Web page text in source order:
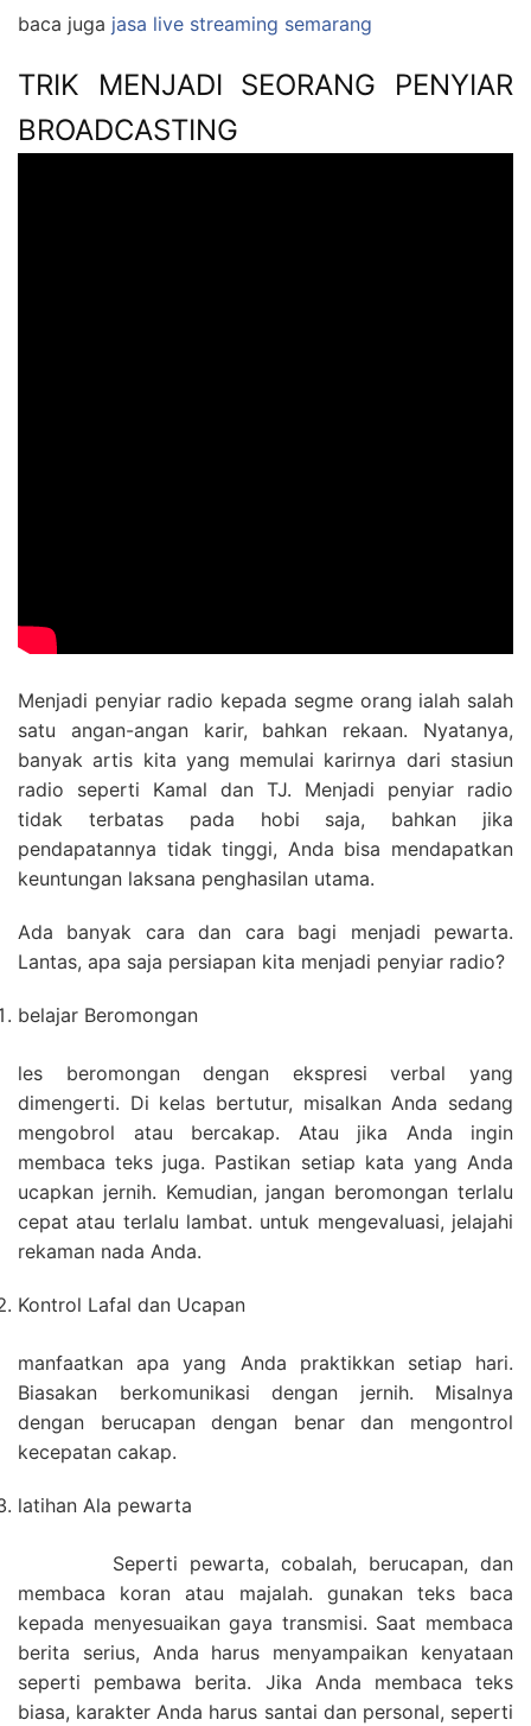
baca juga jasa live streaming semarang
TRIK MENJADI SEORANG PENYIAR
BROADCASTING
Menjadi penyiar radio kepada segme orang ialah salah
satu angan-angan karir, bahkan rekaan. Nyatanya,
banyak artis kita yang memulai karirnya dari stasiun
radio seperti Kamal dan TJ. Menjadi penyiar radio
tidak terbatas pada hobi saja, bahkan jika
pendapatannya tidak tinggi, Anda bisa mendapatkan
keuntungan laksana penghasilan utama.
Ada banyak cara dan cara bagi menjadi pewarta.
Lantas, apa saja persiapan kita menjadi penyiar radio?
belajar Beromongan
les beromongan dengan ekspresi verbal yang
dimengerti. Di kelas bertutur, misalkan Anda sedang
mengobrol atau bercakap. Atau jika Anda ingin
membaca teks juga. Pastikan setiap kata yang Anda
ucapkan jernih. Kemudian, jangan beromongan terlalu
cepat atau terlalu lambat. untuk mengevaluasi, jelajahi
rekaman nada Anda.
Kontrol Lafal dan Ucapan
manfaatkan apa yang Anda praktikkan setiap hari.
Biasakan berkomunikasi dengan jernih. Misalnya
dengan berucapan dengan benar dan mengontrol
kecepatan cakap.
latihan Ala pewarta
Seperti pewarta, cobalah, berucapan, dan
membaca koran atau majalah. gunakan teks baca
kepada menyesuaikan gaya transmisi. Saat membaca
berita serius, Anda harus menyampaikan kenyataan
seperti pembawa berita. Jika Anda membaca teks
biasa, karakter Anda harus santai dan personal, seperti